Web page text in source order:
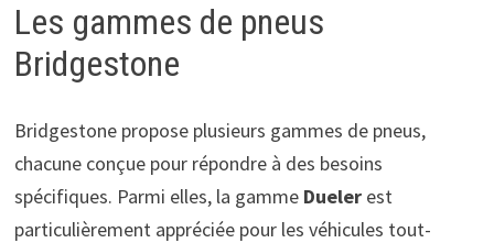
Les gammes de pneus
Bridgestone
Bridgestone propose plusieurs gammes de pneus,
chacune conçue pour répondre à des besoins
spécifiques. Parmi elles, la gamme Duelerest
particulièrement appréciée pour les véhicules tout-